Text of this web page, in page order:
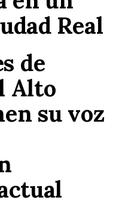
Real
de
Alto
su voz